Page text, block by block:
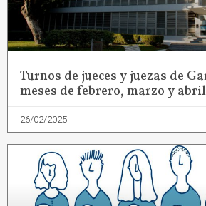
Turnos de jueces y juezas de
meses de febrero, marzo y
26/02/2025